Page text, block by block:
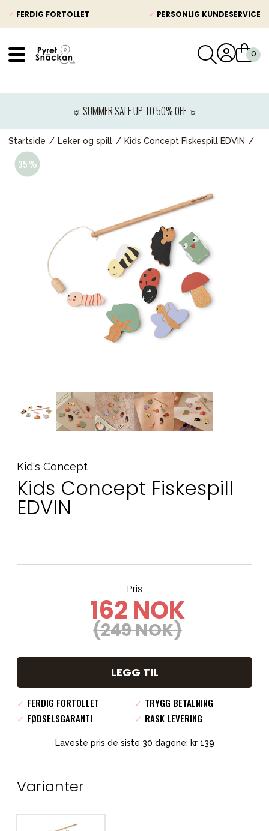
✓ FERDIG FORTOLLET ✓ PERSONLIG KUNDESERVICE
☼ SUMMER SALE UP TO 50% OFF ☼
Startside Leker og spill Kids Concept Fiskespill EDVIN
Kid's Concept
Kids Concept Fiskespill
EDVIN
Pris
162 NOK
(249 NOK)
LEGG TIL
✓ FERDIG FORTOLLET ✓ TRYGG BETALNING
✓ FØDSELSGARANTI ✓ RASK LEVERING
Laveste pris de siste 30 dagene: kr 139
Varianter
Barnevogner
Bilstol
Leker og spill
Mamma & Pappa
Møbler & seng
Tilbehør
Reservedeler
Kampanjer
Tips om gaver
Kontakt oss på